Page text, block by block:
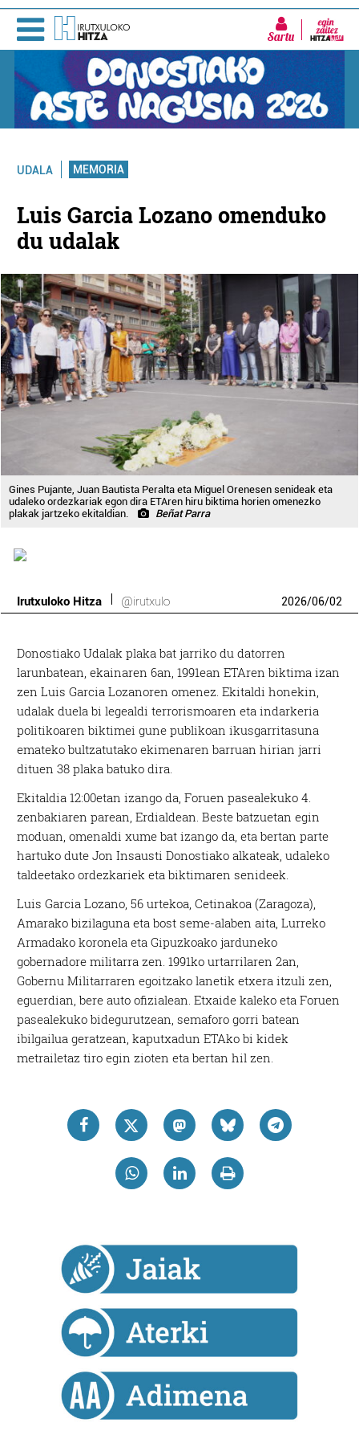
Sartu
UDALA MEMORIA
Luis Garcia Lozano omenduko
du udalak
Gines Pujante, Juan Bautista Peralta eta Miguel Orenesen senideak eta
udaleko ordezkariak egon dira ETAren hiru biktima horien omenezko
plakak jartzeko ekitaldian.
Beñat Parra
Irutxuloko Hitza @irutxulo 2026/06/02
Donostiako Udalak plaka bat jarriko du datorren
larunbatean, ekainaren 6an, 1991ean ETAren biktima izan
zen Luis Garcia Lozanoren omenez. Ekitaldi honekin,
udalak duela bi legealdi terrorismoaren eta indarkeria
politikoaren biktimei gune publikoan ikusgarritasuna
emateko bultzatutako ekimenaren barruan hirian jarri
dituen 38 plaka batuko dira.
Ekitaldia 12:00etan izango da, Foruen pasealekuko 4.
zenbakiaren parean, Erdialdean. Beste batzuetan egin
moduan, omenaldi xume bat izango da, eta bertan parte
hartuko dute Jon Insausti Donostiako alkateak, udaleko
taldeetako ordezkariek eta biktimaren senideek.
Luis Garcia Lozano, 56 urtekoa, Cetinakoa (Zaragoza),
Amarako bizilaguna eta bost seme-alaben aita, Lurreko
Armadako koronela eta Gipuzkoako jarduneko
gobernadore militarra zen. 1991ko urtarrilaren 2an,
Gobernu Militarraren egoitzako lanetik etxera itzuli zen,
eguerdian, bere auto ofizialean. Etxaide kaleko eta Foruen
pasealekuko bidegurutzean, semaforo gorri batean
ibilgailua geratzean, kaputxadun ETAko bi kidek
metrailetaz tiro egin zioten eta bertan hil zen.